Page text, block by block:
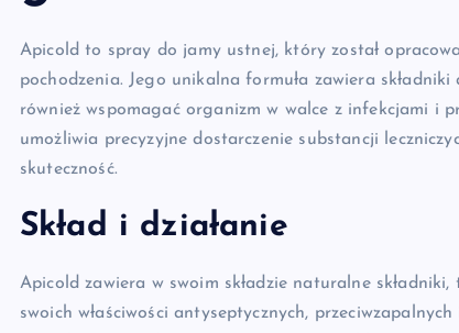
Apicold to spray do jamy ustnej, który został
pochodzenia. Jego unikalna formuła zawiera
również wspomagać organizm w walce z infekcjami i
umożliwia precyzyjne dostarczenie substancji
skuteczność.
Skład i działanie
Apicold zawiera w swoim składzie naturalne
swoich właściwości antyseptycznych,